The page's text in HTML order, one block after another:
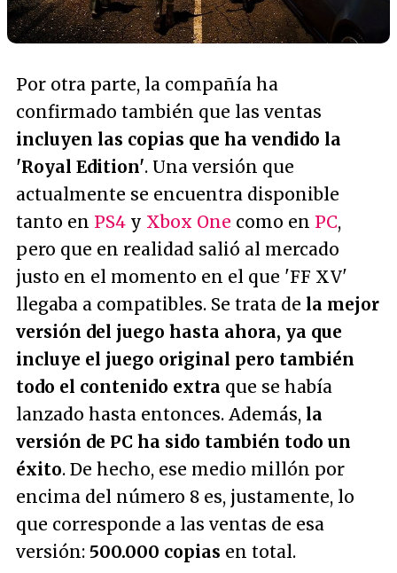
Por otra parte, la compañía ha
confirmado también que las ventas
incluyen las copias que ha vendido la
'Royal Edition'. Una versión que
actualmente se encuentra disponible
tanto en PS4 y Xbox One como en PC,
pero que en realidad salió al mercado
justo en el momento en el que 'FF XV'
llegaba a compatibles. Se trata de la mejor
versión del juego hasta ahora, ya que
incluye el juego original pero también
todo el contenido extra que se había
lanzado hasta entonces. Además, la
versión de PC ha sido también todo un
éxito. De hecho, ese medio millón por
encima del número 8 es, justamente, lo
que corresponde a las ventas de esa
versión: 500.000 copias en total.